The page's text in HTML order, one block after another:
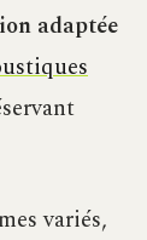
adaptée
variés,